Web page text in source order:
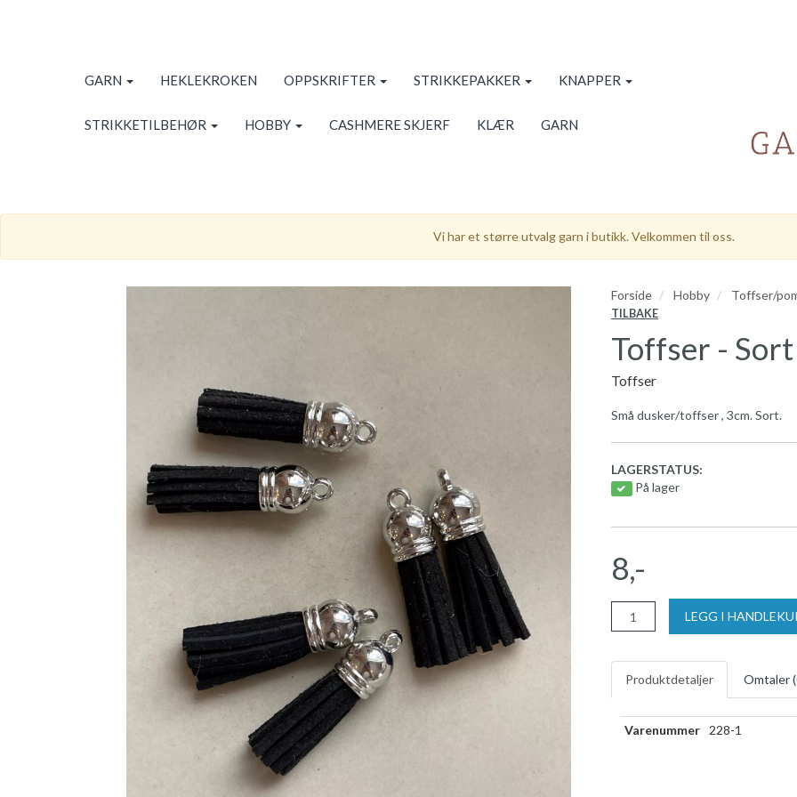
GARN HEKLEKROKEN OPPSKRIFTER STRIKKEPAKKER KNAPPER
STRIKKETILBEHØR HOBBY CASHMERE SKJERF KLÆR GARN
Vi har et større utvalg garn i butikk. Velkommen til oss.
Forside Hobby Toffser/
TILBAKE
Toffser - Sort
Toffser
Små dusker/toffser , 3cm. Sort.
LAGERSTATUS:
På lager
8,-
LEGG I
Produktdetaljer Omtaler (
Varenummer 228-1